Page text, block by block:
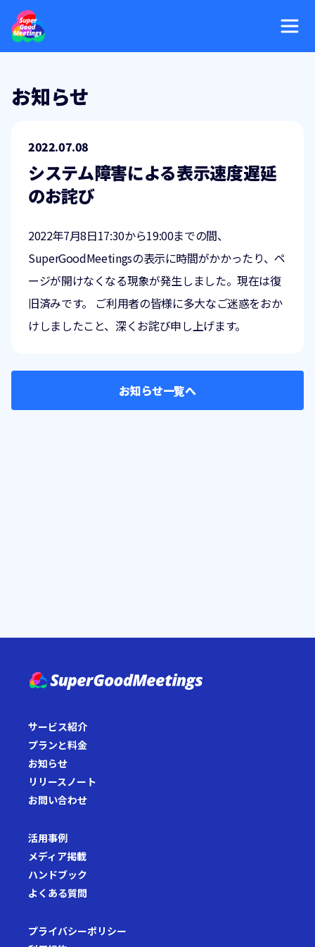
お知らせ
2022.07.08
システム障害による表示速度遅延
のお詫び
2022年7月8日17:30から19:00までの間、
SuperGoodMeetingsの表示に時間がかかったり、ペ
ージが開けなくなる現象が発生しました。現在は復
旧済みです。 ご利用者の皆様に多大なご迷惑をおか
けしましたこと、深くお詫び申し上げます。
お知らせ一覧へ
サービス紹介
プランと料金
お知らせ
リリースノート
お問い合わせ
活用事例
メディア掲載
ハンドブック
よくある質問
プライバシーポリシー